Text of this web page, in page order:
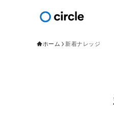
ホーム 新着ナレッジ